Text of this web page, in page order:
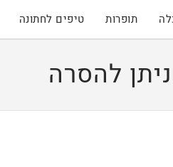
תופרות טיפים לחתונה
להסרה